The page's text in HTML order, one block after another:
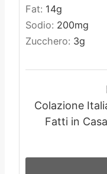
Fat: 14g
Sodio: 200mg
Zucchero: 3g
Colazione
Fatti in